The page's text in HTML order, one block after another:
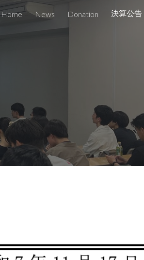
Home News Donation 決算公告